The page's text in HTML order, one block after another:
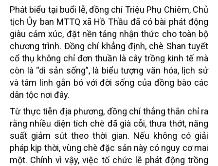
Phát biểu tại buổi lễ, đồng chí Triệu Phụ Chiêm, Chủ
tịch Ủy ban MTTQ xã Hồ Thầu đã có bài phát động
giàu cảm xúc, đặt nền tảng nhận thức cho toàn bộ
chương trình. Đồng chí khẳng định, chè Shan tuyết
cổ thụ không chỉ đơn thuần là cây trồng kinh tế mà
còn là “di sản sống”, là biểu tượng văn hóa, lịch sử
và tâm linh gắn bó với đời sống của đồng bào các
dân tộc nơi đây.
Từ thực tiễn địa phương, đồng chí thẳng thắn chỉ ra
rằng nhiều diện tích chè đã già cỗi, thưa thớt, năng
suất giảm sút theo thời gian. Nếu không có giải
pháp kịp thời, vùng chè đặc sản này có nguy cơ mai
một. Chính vì vậy, việc tổ chức lễ phát động trồng